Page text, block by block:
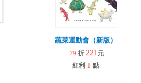
蔬菜運動會（新版）
79 折 221 元
紅利 1 點